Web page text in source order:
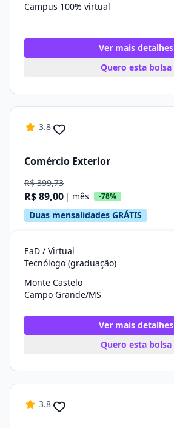
Campus 100% virtual
Ver mais detalhes
Quero esta bolsa
3.8
Comércio Exterior
R$ 399,73
R$ 89,00 | mês -78%
Duas mensalidades GRÁTIS
EaD / Virtual
Tecnólogo (graduação)
Monte Castelo
Campo Grande/MS
Ver mais detalhes
Quero esta bolsa
3.8